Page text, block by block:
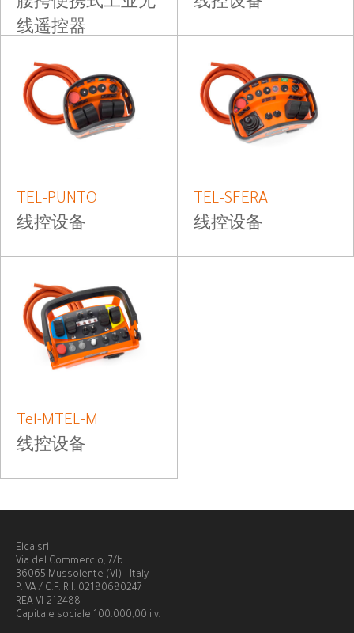
腰挎便携式工业无
线遥控器
线控设备
TEL-PUNTO
线控设备
TEL-SFERA
线控设备
Tel-MTEL-M
线控设备
Elca srl
Via del Commercio, 7/b
36065 Mussolente (VI) - Italy
P.IVA / C.F. R.I. 02180680247
REA VI-212488
Capitale sociale 100.000,00 i.v.